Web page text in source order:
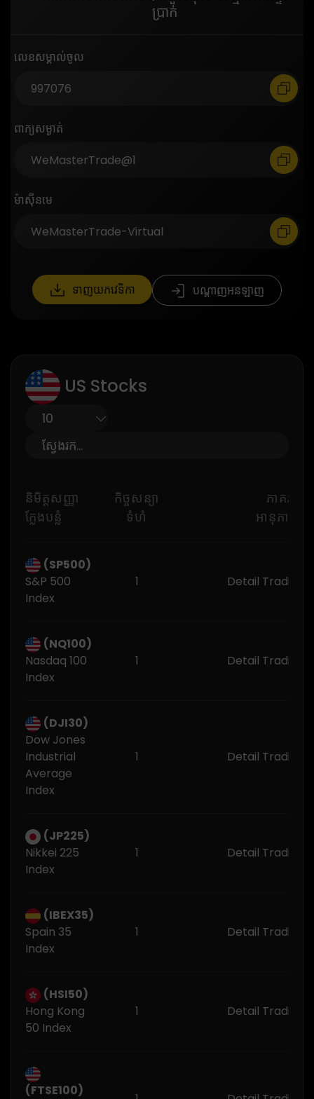
ប្រាក់
លេខសម្គាល់ចូល
ពាក្យសម្ងាត់
ម៉ាស៊ីនមេ
ទាញយកវេទិកា បណ្តាញអនឡាញ
US Stocks
និមិត្តសញ្ញា
ក្លែងបន្លំ
កិច្ចសន្យា
ទំហំ
ភាគរយរឹ
អានុភាពធម្
(SP500)
S&P 500
Index
1 Detail Trading
(NQ100)
Nasdaq 100
Index
1 Detail Trading
(DJI30)
Dow Jones
Industrial
Average
Index
1 Detail Trading
(JP225)
Nikkei 225
Index
1 Detail Trading
(IBEX35)
Spain 35
Index
1 Detail Trading
(HSI50)
Hong Kong
50 Index
1 Detail Trading
(FTSE100)